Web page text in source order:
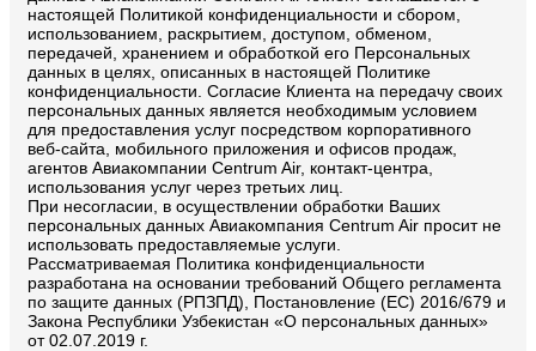
настоящей Политикой конфиденциальности и сбором,
использованием, раскрытием, доступом, обменом,
передачей, хранением и обработкой его Персональных
данных в целях, описанных в настоящей Политике
конфиденциальности. Согласие Клиента на передачу своих
персональных данных является необходимым условием
для предоставления услуг посредством корпоративного
веб-сайта, мобильного приложения и офисов продаж,
агентов Авиакомпании Centrum Air, контакт-центра,
использования услуг через третьих лиц.
При несогласии, в осуществлении обработки Ваших
персональных данных Авиакомпания Centrum Air просит не
использовать предоставляемые услуги.
Рассматриваемая Политика конфиденциальности
разработана на основании требований Общего регламента
по защите данных (РПЗПД), Постановление (ЕС) 2016/679 и
Закона Республики Узбекистан «О персональных данных»
от 02.07.2019 г.